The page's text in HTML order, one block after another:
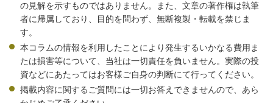
の見解を示すものではありません。また、文章の著作権は執筆
者に帰属しており、目的を問わず、無断複製・転載を禁じま
す。
本コラムの情報を利用したことにより発生するいかなる費用ま
たは損害等について、当社は一切責任を負いません。実際の投
資などにあたってはお客様ご自身の判断にて行ってください。
掲載内容に関するご質問には一切お答えできませんので、あら